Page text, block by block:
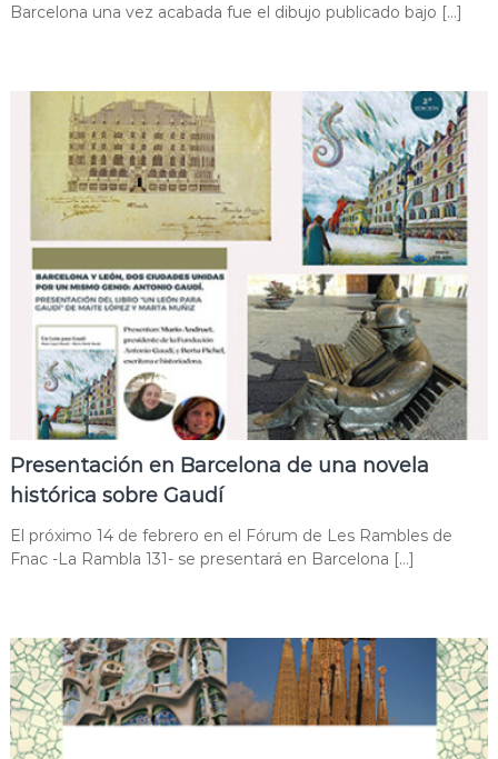
Barcelona una vez acabada fue el dibujo publicado bajo […]
Presentación en Barcelona de una novela
histórica sobre Gaudí
El próximo 14 de febrero en el Fórum de Les Rambles de
Fnac -La Rambla 131- se presentará en Barcelona […]